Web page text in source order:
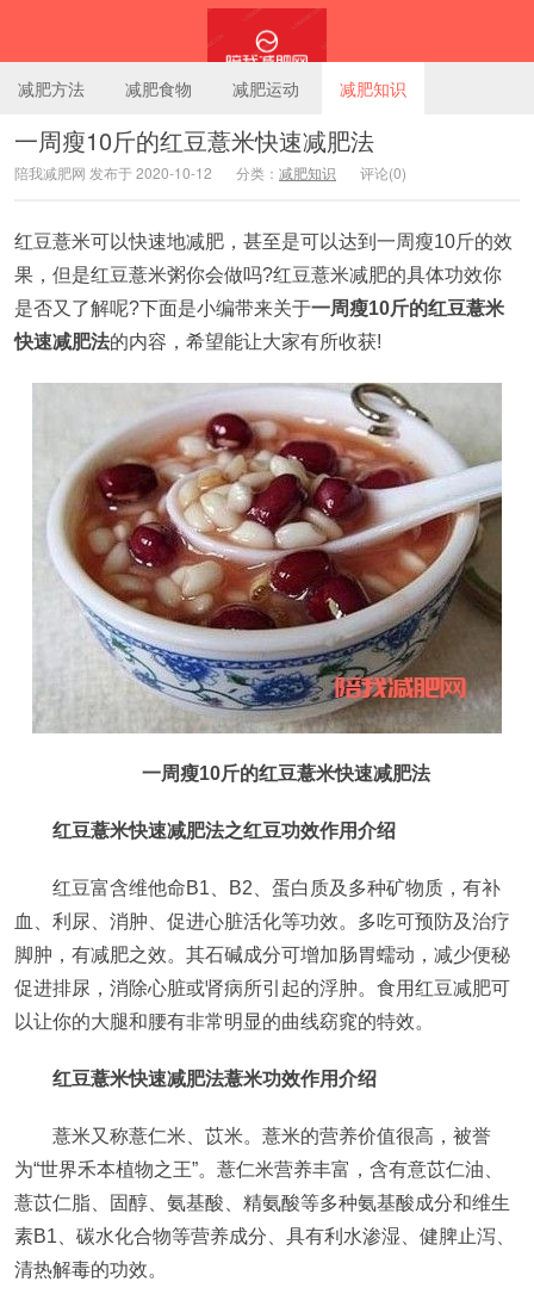
陪我减肥网
减肥方法 减肥食物 减肥运动 减肥知识
一周瘦10斤的红豆薏米快速减肥法
陪我减肥网 发布于 2020-10-12 分类： 减肥知识 评论(0)
红豆薏米可以快速地减肥，甚至是可以达到一周瘦10斤的效
果，但是红豆薏米粥你会做吗?红豆薏米减肥的具体功效你
是否又了解呢?下面是小编带来关于一周瘦10斤的红豆薏米
快速减肥法的内容，希望能让大家有所收获!
一周瘦10斤的红豆薏米快速减肥法
红豆薏米快速减肥法之红豆功效作用介绍
红豆富含维他命B1、B2、蛋白质及多种矿物质，有补
血、利尿、消肿、促进心脏活化等功效。多吃可预防及治疗
脚肿，有减肥之效。其石碱成分可增加肠胃蠕动，减少便秘
促进排尿，消除心脏或肾病所引起的浮肿。食用红豆减肥可
以让你的大腿和腰有非常明显的曲线窈窕的特效。
红豆薏米快速减肥法薏米功效作用介绍
薏米又称薏仁米、苡米。薏米的营养价值很高，被誉
为“世界禾本植物之王”。薏仁米营养丰富，含有意苡仁油、
薏苡仁脂、固醇、氨基酸、精氨酸等多种氨基酸成分和维生
素B1、碳水化合物等营养成分、具有利水渗湿、健脾止泻、
清热解毒的功效。